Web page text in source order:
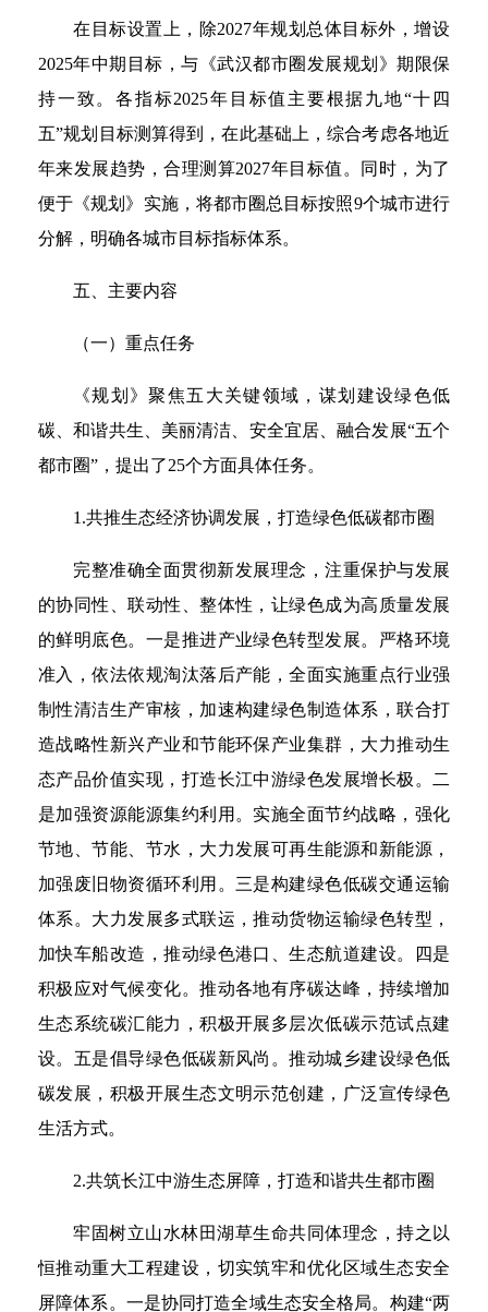
在目标设置上，除2027年规划总体目标外，增设
2025年中期目标，与《武汉都市圈发展规划》期限保
持一致。各指标2025年目标值主要根据九地“十四
五”规划目标测算得到，在此基础上，综合考虑各地近
年来发展趋势，合理测算2027年目标值。同时，为了
便于《规划》实施，将都市圈总目标按照9个城市进行
分解，明确各城市目标指标体系。
五、主要内容
（一）重点任务
《规划》聚焦五大关键领域，谋划建设绿色低
碳、和谐共生、美丽清洁、安全宜居、融合发展“五个
都市圈”，提出了25个方面具体任务。
1.共推生态经济协调发展，打造绿色低碳都市圈
完整准确全面贯彻新发展理念，注重保护与发展
的协同性、联动性、整体性，让绿色成为高质量发展
的鲜明底色。一是推进产业绿色转型发展。严格环境
准入，依法依规淘汰落后产能，全面实施重点行业强
制性清洁生产审核，加速构建绿色制造体系，联合打
造战略性新兴产业和节能环保产业集群，大力推动生
态产品价值实现，打造长江中游绿色发展增长极。二
是加强资源能源集约利用。实施全面节约战略，强化
节地、节能、节水，大力发展可再生能源和新能源，
加强废旧物资循环利用。三是构建绿色低碳交通运输
体系。大力发展多式联运，推动货物运输绿色转型，
加快车船改造，推动绿色港口、生态航道建设。四是
积极应对气候变化。推动各地有序碳达峰，持续增加
生态系统碳汇能力，积极开展多层次低碳示范试点建
设。五是倡导绿色低碳新风尚。推动城乡建设绿色低
碳发展，积极开展生态文明示范创建，广泛宣传绿色
生活方式。
2.共筑长江中游生态屏障，打造和谐共生都市圈
牢固树立山水林田湖草生命共同体理念，持之以
恒推动重大工程建设，切实筑牢和优化区域生态安全
屏障体系。一是协同打造全域生态安全格局。构建“两